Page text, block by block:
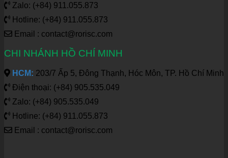
Zalo: (+84) 911.055.873
Hotline: (+84) 911.055.873
Email : contact@rorisc.com
CHI NHÁNH HỒ CHÍ MINH
HCM: 203/7 Ấp 5, Đông Thạnh, Hóc Môn, TP. Hồ Chí Minh
Điện thoại: (+84) 905.535.049
Zalo: (+84) 905.535.049
Hotline: (+84) 911.055.873
Email : contact@rorisc.com